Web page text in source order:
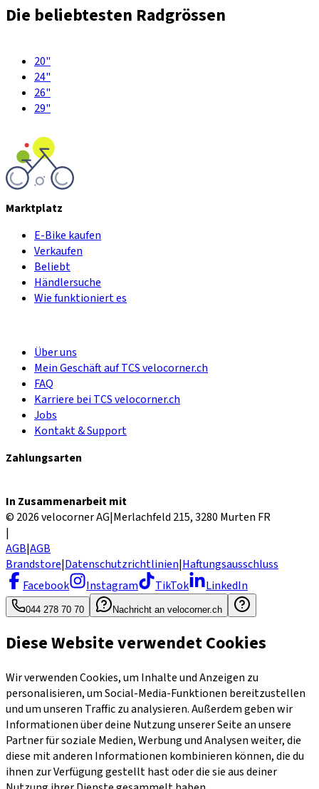
Die beliebtesten Radgrössen
20"
24"
26"
29"
Marktplatz
E-Bike kaufen
Verkaufen
Beliebt
Händlersuche
Wie funktioniert es
Über uns
Mein Geschäft auf TCS velocorner.ch
FAQ
Karriere bei TCS velocorner.ch
Jobs
Kontakt & Support
Zahlungsarten
In Zusammenarbeit mit
© 2026 velocorner AG|Merlachfeld 215, 3280 Murten FR
|
AGB|AGB
Brandstore|Datenschutzrichtlinien|Haftungsausschluss
Facebook
Instagram TikTok LinkedIn
044 278 70 70 Nachricht an velocorner.ch
Diese Website verwendet Cookies
Wir verwenden Cookies, um Inhalte und Anzeigen zu
personalisieren, um Social-Media-Funktionen bereitzustellen
und um unseren Traffic zu analysieren. Außerdem geben wir
Informationen über deine Nutzung unserer Seite an unsere
Partner für soziale Medien, Werbung und Analysen weiter, die
diese mit anderen Informationen kombinieren können, die du
ihnen zur Verfügung gestellt hast oder die sie aus deiner